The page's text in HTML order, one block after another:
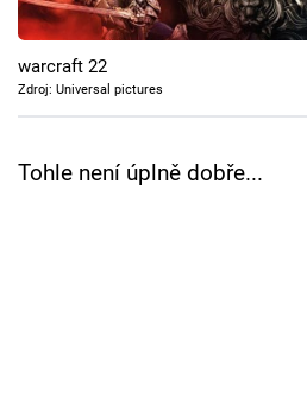
Pořady
TV Program
warcraft 22
Zdroj: Universal pictures
Tohle není úplně dobře...